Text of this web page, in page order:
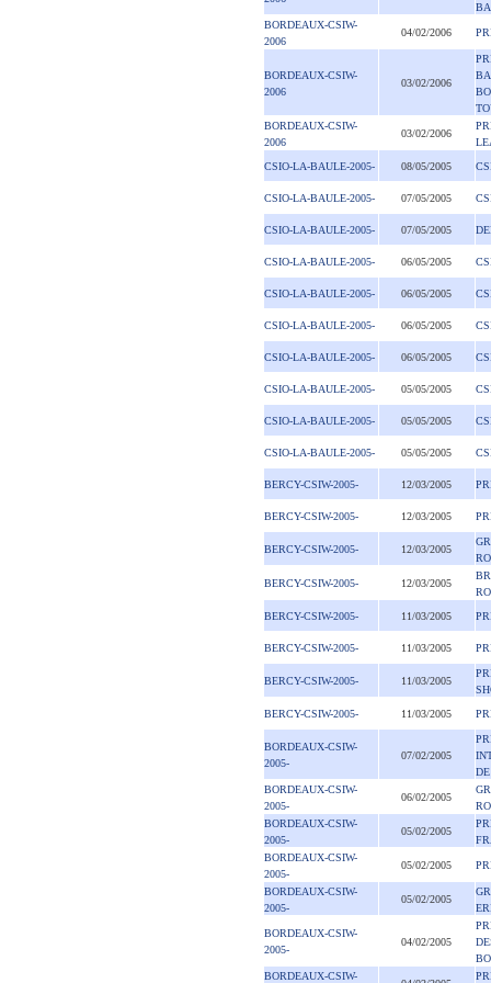
BORDEAUX-CSIW-
2006
04/02/2006
BORDEAUX-CSIW-
2006
03/02/2006
BORDEAUX-CSIW-
2006
03/02/2006
CSIO-LA-BAULE-2005-
08/05/2005
CSIO-LA-BAULE-2005- 07/05/2005
CSIO-LA-BAULE-2005- 07/05/2005
CSIO-LA-BAULE-2005- 06/05/2005
CSIO-LA-BAULE-2005- 06/05/2005
CSIO-LA-BAULE-2005- 06/05/2005
CSIO-LA-BAULE-2005- 06/05/2005
CSIO-LA-BAULE-2005- 05/05/2005
CSIO-LA-BAULE-2005- 05/05/2005
CSIO-LA-BAULE-2005- 05/05/2005
BERCY-CSIW-2005- 12/03/2005
BERCY-CSIW-2005- 12/03/2005
BERCY-CSIW-2005- 12/03/2005
BERCY-CSIW-2005- 12/03/2005
BERCY-CSIW-2005-
11/03/2005
BERCY-CSIW-2005- 11/03/2005
BERCY-CSIW-2005- 11/03/2005
BERCY-CSIW-2005-
11/03/2005
BORDEAUX-CSIW-
2005-
07/02/2005
BORDEAUX-CSIW-
2005-
06/02/2005
BORDEAUX-CSIW-
2005-
05/02/2005
BORDEAUX-CSIW-
2005-
05/02/2005
BORDEAUX-CSIW-
2005-
05/02/2005
BORDEAUX-CSIW-
2005-
04/02/2005
BORDEAUX-CSIW-